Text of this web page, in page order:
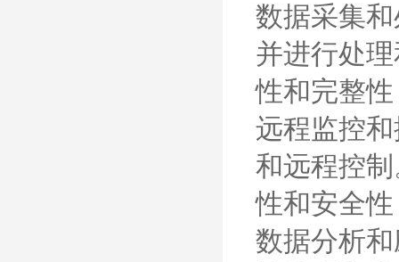
数据采集
并进行处
性和完整
远程监控
和远程控
性和安全
数据分析